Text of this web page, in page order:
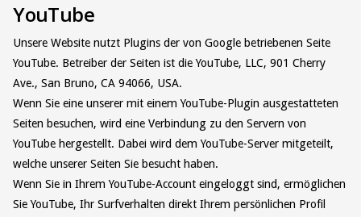
YouTube
Unsere Website nutzt Plugins der von Google betriebenen Seite
YouTube. Betreiber der Seiten ist die YouTube, LLC, 901 Cherry
Ave., San Bruno, CA 94066, USA.
Wenn Sie eine unserer mit einem YouTube-Plugin ausgestatteten
Seiten besuchen, wird eine Verbindung zu den Servern von
YouTube hergestellt. Dabei wird dem YouTube-Server mitgeteilt,
welche unserer Seiten Sie besucht haben.
Wenn Sie in Ihrem YouTube-Account eingeloggt sind, ermöglichen
Sie YouTube, Ihr Surfverhalten direkt Ihrem persönlichen Profil